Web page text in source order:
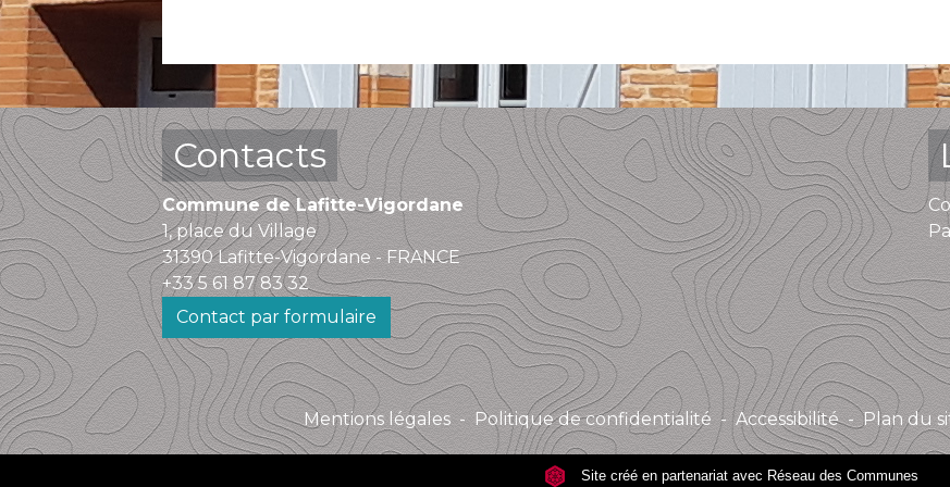
Contacts
Commune de Lafitte-Vigordane
1, place du Village
31390 Lafitte-Vigordane - FRANCE
+33 5 61 87 83 32
Contact par formulaire
Mentions légales - Politique de confidentialité - Accessibilité - Plan du
Site créé en partenariat avec Réseau des Communes